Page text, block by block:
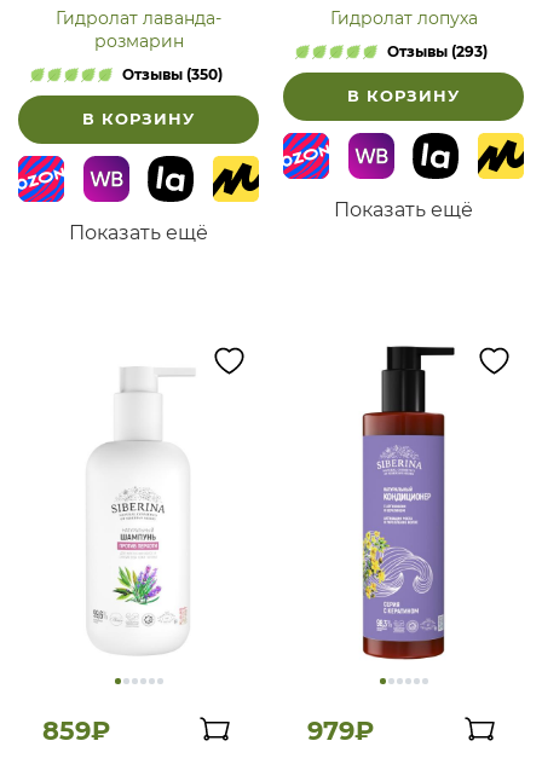
Гидролат лаванда-
розмарин
Отзывы (350)
В КОРЗИНУ
Показать ещё
Гидролат лопуха
Отзывы (293)
В КОРЗИНУ
Показать ещё
859₽ 979₽